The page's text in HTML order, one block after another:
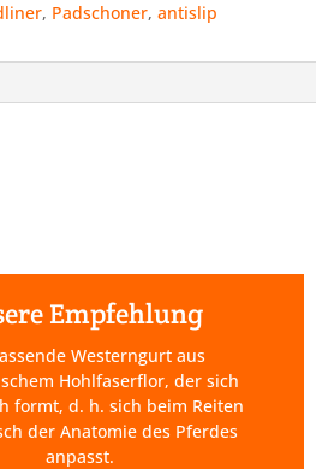
, Padschoner, antislip
Empfehlung
Westerngurt aus
Hohlfaserflor, der sich
formt, d. h. sich beim Reiten
der Anatomie des Pferdes
anpasst.